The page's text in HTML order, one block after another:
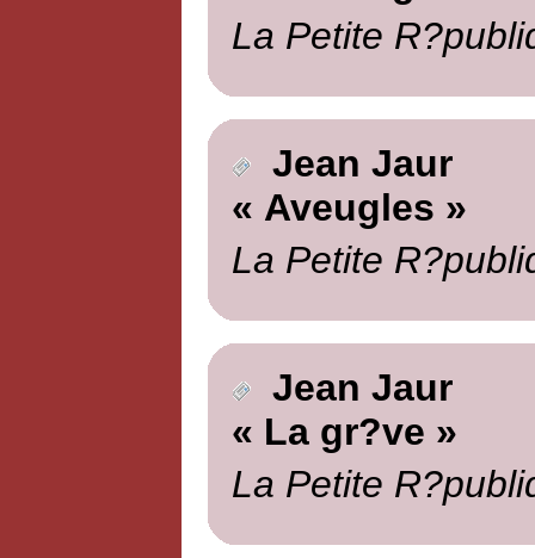
La Petite
Jean Jaur
« Aveugles »
La Petite
Jean Jaur
« La gr?ve »
La Petite